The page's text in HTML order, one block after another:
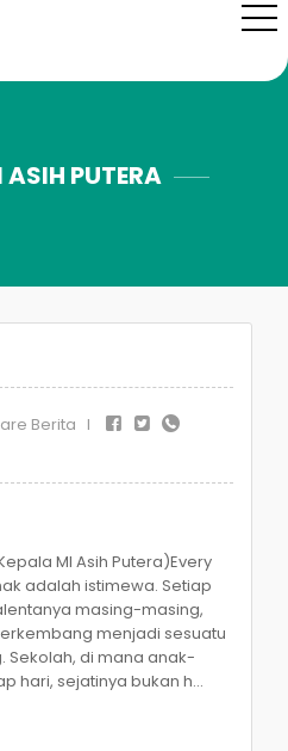
PUTERA
Berita I
MI Asih Putera)Every
adalah istimewa. Setiap
masing-masing,
menjadi sesuatu
Sekolah, di mana anak-
hari, sejatinya bukan h...